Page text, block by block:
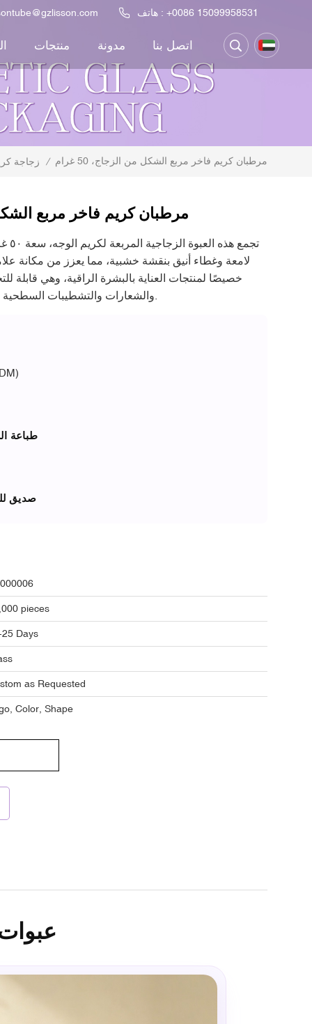
هاتف : +0086 15099958531
منتجات مدونة اتصل بنا
زجاجة / مرطبان كريم فاخر مربع الشكل من الزجاج، 50 غرام
مرطبان كريم فاخر مربع الشكل من
لامعة وغطاء أنيق بنقشة خشبية، مما يعزز من مكانة
خصيصًا لمنتجات العناية بالبشرة الراقية، وهي قابلة
طباعة
صديق
pieces
25 Days
as Requested
Color, Shape
عبوات